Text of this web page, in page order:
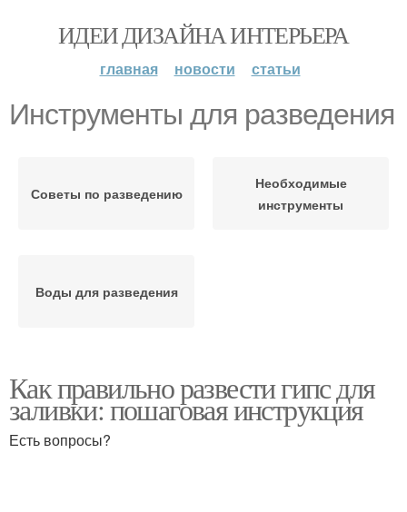
ИДЕИ ДИЗАЙНА ИНТЕРЬЕРА
главная новости статьи
Инструменты для разведения
Советы по разведению
Необходимые
инструменты
Воды для разведения
Как правильно развести гипс для
заливки: пошаговая инструкция
Есть вопросы?